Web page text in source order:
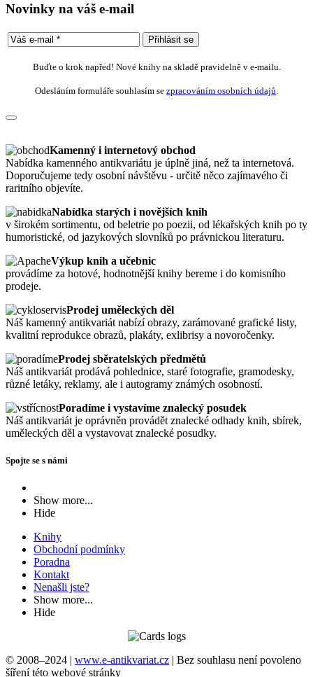
Novinky na váš e-mail
Buďte o krok napřed! Nové knihy na skladě pravidelně v e-mailu.
Odesláním formuláře souhlasím se zpracováním osobních údajů
Kamenný i internetový obchod
Nabídka kamenného antikvariátu je úplně jiná, než ta internetová.
Doporučujeme tedy osobní návštěvu - určitě něco zajímavého či
raritního objevíte.
Nabídka starých i novějších knih
v širokém sortimentu, od beletrie po poezii, od lékařských knih po ty
humoristické, od jazykových slovníků po právnickou literaturu.
Výkup knih a učebnic
provádíme za hotové, hodnotnější knihy bereme i do komisního
prodeje.
Prodej uměleckých děl
Náš kamenný antikvariát nabízí obrazy, zarámované grafické listy,
kvalitní reprodukce obrazů, plakáty, exlibrisy a novoročenky.
Prodej sběratelských předmětů
Náš antikvariát prodává pohlednice, staré fotografie, gramodesky,
různé letáky, reklamy, ale i autogramy známých osobností.
Poradíme i vystavíme znalecký posudek
Náš antikvariát je oprávněn provádět znalecké odhady knih, sbírek,
uměleckých děl a vystavovat znalecké posudky.
Spojte se s námi
Show more...
Hide
Knihy
Obchodní podmínky
Poradna
Kontakt
Nenašli jste?
Show more...
Hide
© 2008–2024 | www.e-antikvariat.cz | Bez souhlasu není povoleno
šíření této webové stránky